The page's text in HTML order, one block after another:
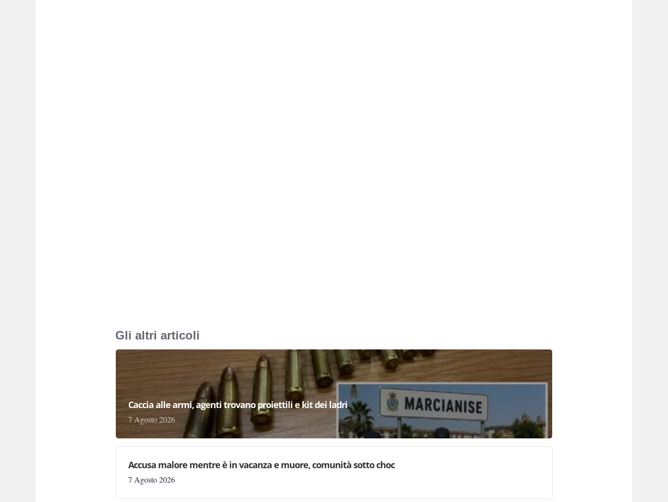
Gli altri articoli
Caccia alle armi, agenti trovano proiettili e kit dei ladri
7 Agosto 2026
Accusa malore mentre è in vacanza e muore, comunità sotto choc
7 Agosto 2026